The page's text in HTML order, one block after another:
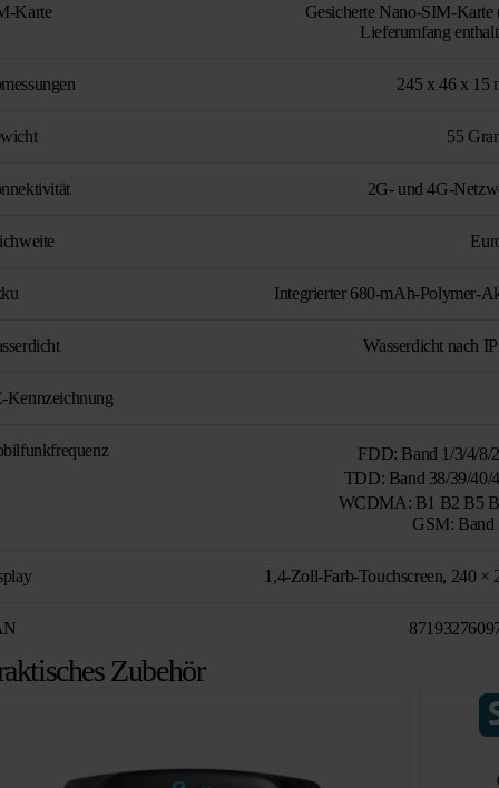
Karte
Gesicherte Nano-SIM-Karte
Lieferumfang
245 x 46 x 15
55
2G- und 4G-
Integrierter 680-mAh-Polymer-
Wasserdicht nach
Kennzeichnung
FDD: Band 1/3/4/
TDD: Band 38/39/
WCDMA: B1 B2 B5
GSM: Band
1,4-Zoll-Farb-Touchscreen, 240 ×
Zubehör